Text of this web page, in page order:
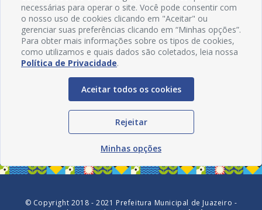
© Copyright 2018 - 2021 Prefeitura Municipal de Juazeiro -
necessárias para operar o site. Você pode consentir com
o nosso uso de cookies clicando em "Aceitar" ou
gerenciar suas preferências clicando em “Minhas opções”.
Para obter mais informações sobre os tipos de cookies,
como utilizamos e quais dados são coletados, leia nossa
Política de Privacidade.
Aceitar todos os cookies
Rejeitar
Minhas opções